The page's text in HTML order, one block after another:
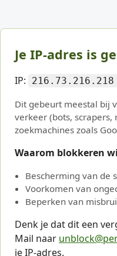
Je IP-adres is
IP: 216.73.216.218
Dit gebeurt meestal bij
verkeer (bots,
zoekmachines zoals
Waarom blokkeren
Bescherming van de
Voorkomen van
Beperken van
Denk je dat dit een
Mail naar
je IP-adres.